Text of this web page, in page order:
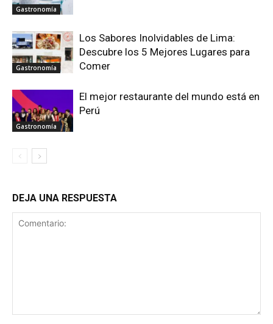
Gastronomía
Gastronomía
Los Sabores Inolvidables de Lima:
Descubre los 5 Mejores Lugares para
Comer
Gastronomía
El mejor restaurante del mundo está en
Perú
DEJA UNA RESPUESTA